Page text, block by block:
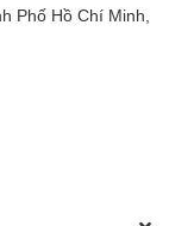
Phố Hồ Chí Minh,